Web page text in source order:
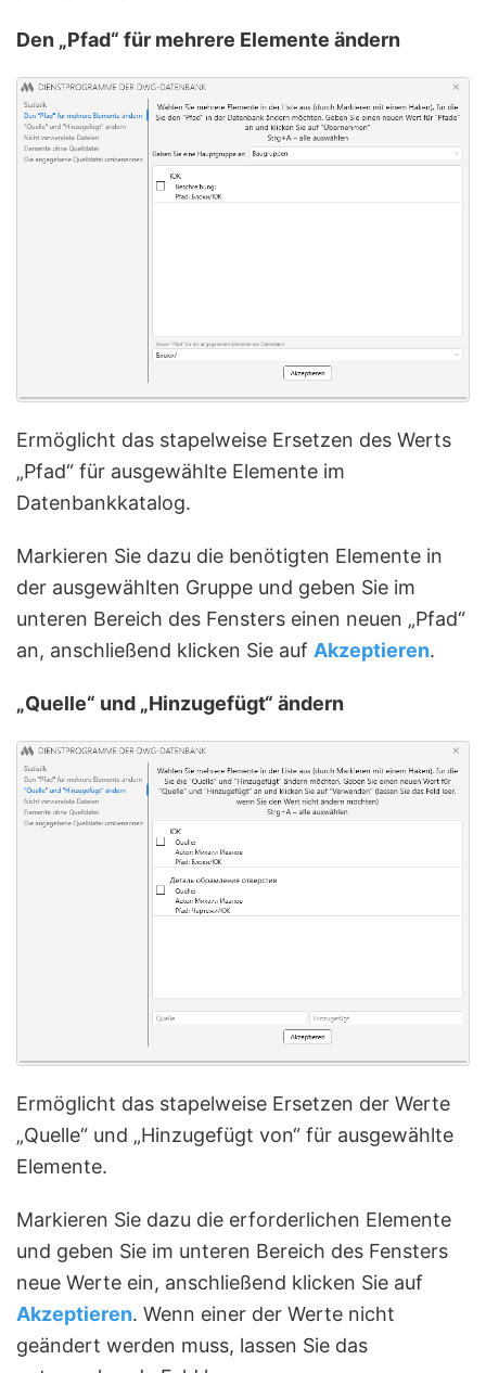
Den „Pfad“ für mehrere Elemente ändern
Ermöglicht das stapelweise Ersetzen des Werts
„Pfad“ für ausgewählte Elemente im
Datenbankkatalog.
Markieren Sie dazu die benötigten Elemente in
der ausgewählten Gruppe und geben Sie im
unteren Bereich des Fensters einen neuen „Pfad“
an, anschließend klicken Sie auf Akzeptieren.
„Quelle“ und „Hinzugefügt“ ändern
Ermöglicht das stapelweise Ersetzen der Werte
„Quelle“ und „Hinzugefügt von“ für ausgewählte
Elemente.
Markieren Sie dazu die erforderlichen Elemente
und geben Sie im unteren Bereich des Fensters
neue Werte ein, anschließend klicken Sie auf
Akzeptieren. Wenn einer der Werte nicht
geändert werden muss, lassen Sie das